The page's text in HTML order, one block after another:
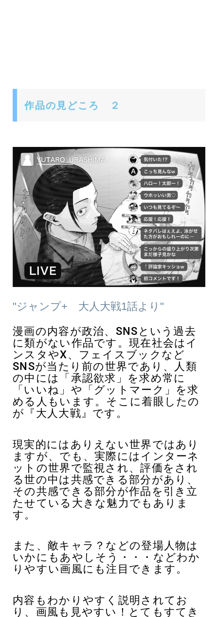
作品の見どころ ２
"ジャンプ+ 大人大戦1話より"
漫画の内容が政治、SNSという過去
に類がない作品です。現在社会はイ
ンスタやX、フェイスブックなど
SNSが当たり前の世界であり、人類
の中には「承認欲求」を求め常に
「いいね」や「グットマーク」を求
める人もいます。そこに着眼したの
が『大人大戦』です。
現実的にはありえない世界ではあり
ますが、でも、実際にはインターネ
ットの世界で監視され、評価をされ
る世の中は共感できる部分があり、
その共感できる部分が作品を引き立
たせている大きな魅力でもありま
す。
また、敵キャラ？などの登場人物は
いかにもあやしそう・・・などわか
りやすい画風にも注目できます。
内容もわかりやすく説明されてお
り、画風も見やすい！とてもすてき